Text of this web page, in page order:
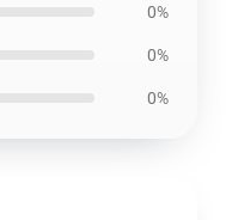
0%
0%
0%